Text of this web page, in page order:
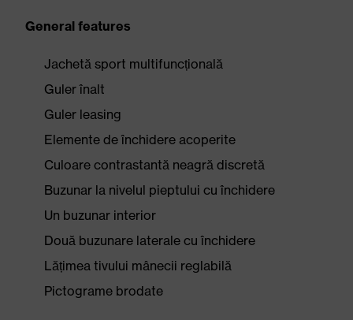
General features
Jachetă sport multifuncțională
Guler înalt
Guler leasing
Elemente de închidere acoperite
Culoare contrastantă neagră discretă
Buzunar la nivelul pieptului cu închidere
Un buzunar interior
Două buzunare laterale cu închidere
Lățimea tivului mânecii reglabilă
Pictograme brodate